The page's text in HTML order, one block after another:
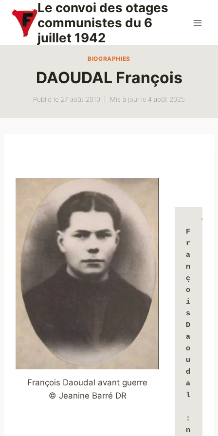
contenu
Le convoi des otages
communistes du 6
juillet 1942
BIOGRAPHIES
DAOUDAL François
Publié le 27 août 2010 Mis à jour le 4 août 2025
François Daoudal avant guerre
© Jeanine Barré DR
F
r
a
n
ç
o
i
s
D
a
o
u
d
a
l
:
n